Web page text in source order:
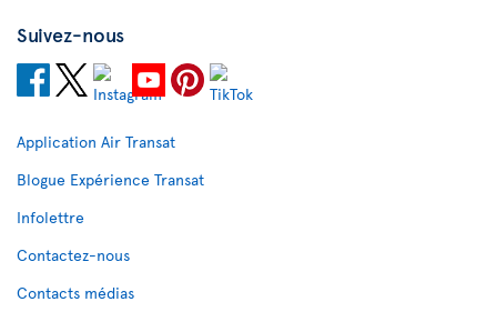
Suivez-nous
Application Air Transat
Blogue Expérience Transat
Infolettre
Contactez-nous
Contacts médias